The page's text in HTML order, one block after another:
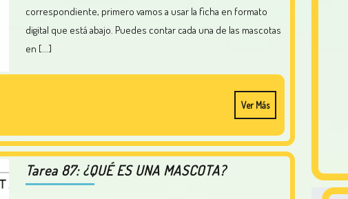
correspondiente, primero vamos a usar la ficha en formato
digital que está abajo. Puedes contar cada una de las mascotas
en [...]
Ver Más
Tarea 87: ¿QUÉ ES UNA MASCOTA?